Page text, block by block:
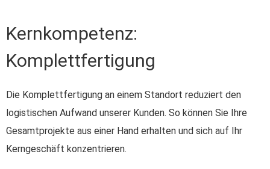
Kernkompetenz:
Komplettfertigung
Die Komplettfertigung an einem Standort reduziert den
logistischen Aufwand unserer Kunden. So können Sie Ihre
Gesamtprojekte aus einer Hand erhalten und sich auf Ihr
Kerngeschäft konzentrieren.